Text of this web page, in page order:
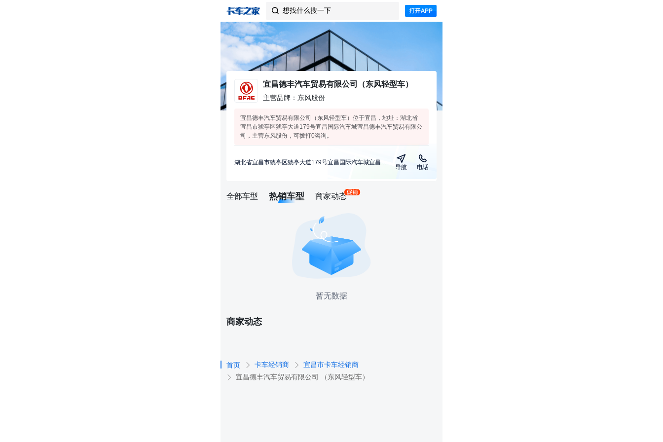
 想找什么搜一下
宜昌德丰汽车贸易有限公司（东风轻型车）
主营品牌：东风股份
宜昌德丰汽车贸易有限公司（东风轻型车）位于宜昌，地址：湖北省
宜昌市猇亭区猇亭大道179号宜昌国际汽车城宜昌德丰汽车贸易有限公
司，主营东风股份，可拨打0咨询。
湖北省宜昌市猇亭区猇亭大道179号宜昌国际汽车城宜昌德丰汽车贸易有限公司
导航 电话
全部车型 热销车型 商家动态
暂无数据
商家动态
首页 卡车经销商
宜昌市卡车经销商
宜昌德丰汽车贸易有限公司 （东风轻型车）